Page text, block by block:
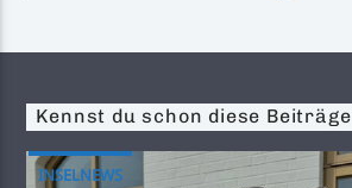
Kennst du schon diese Beiträge
INSELNEWS